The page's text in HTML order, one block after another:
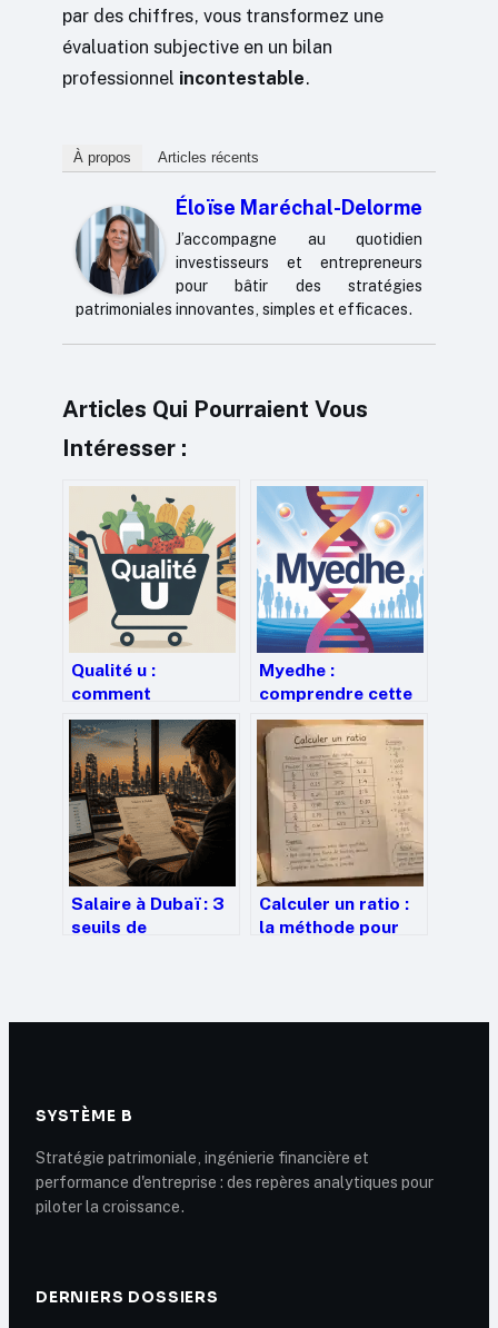
par des chiffres, vous transformez une
évaluation subjective en un bilan
professionnel incontestable.
À propos Articles récents
Éloïse Maréchal-Delorme
J’accompagne au quotidien
investisseurs et entrepreneurs
pour bâtir des stratégies
patrimoniales innovantes, simples et efficaces.
Articles Qui Pourraient Vous
Intéresser :
Qualité u :
comment
l’enseigne
construit
confiance, prix et
engagement
Myedhe :
comprendre cette
mutation génétique
rare et ses enjeux
Salaire à Dubaï : 3
seuils de
Calculer un ratio :
la méthode pour
SYSTÈME B
Stratégie patrimoniale, ingénierie financière et
performance d'entreprise : des repères analytiques pour
piloter la croissance.
DERNIERS DOSSIERS